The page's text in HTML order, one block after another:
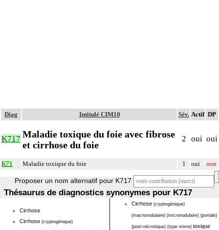
Diag Intitulé CIM10 Sév. Actif DP
K717 Maladie toxique du foie avec fibrose
et cirrhose du foie
2 oui oui
K71 Maladie toxique du foie 1 oui non
Proposer un nom alternatif pour K717
Thésaurus de diagnostics synonymes pour K717
Cirrhose
Cirrhose (cryptogénique)
Cirrhose (cryptogénique)
(macronodulaire) (micronodulaire) (portale)
(post-nécrotique) (type mixte) toxique